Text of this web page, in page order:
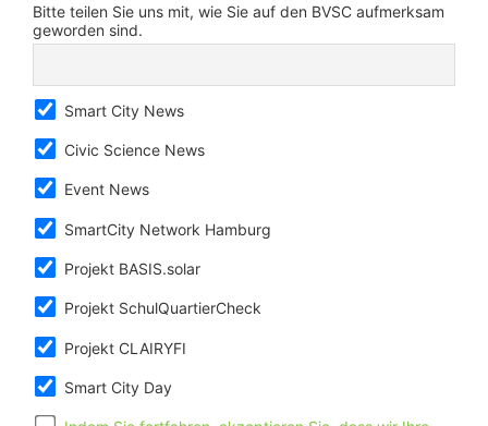
Bitte teilen Sie uns mit, wie Sie auf den BVSC aufmerksam
geworden sind.
Smart City News
Civic Science News
Event News
SmartCity Network Hamburg
Projekt BASIS.solar
Projekt SchulQuartierCheck
Projekt CLAIRYFI
Smart City Day